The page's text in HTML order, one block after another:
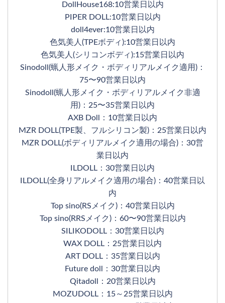
DollHouse168:10営業日以内
PIPER DOLL:10営業日以内
doll4ever:10営業日以内
色気美人(TPEボディ):10営業日以内
色気美人(シリコンボディ):15営業日以内
Sinodoll(蝋人形メイク・ボディリアルメイク適用)：
75〜90営業日以内
Sinodoll(蝋人形メイク・ボディリアルメイク非適
用)：25〜35営業日以内
AXB Doll：10営業日以内
MZR DOLL(TPE製、フルシリコン製)：25営業日以内
MZR DOLL(ボディリアルメイク適用の場合)：30営
業日以内
ILDOLL：30営業日以内
ILDOLL(全身リアルメイク適用の場合)：40営業日以
内
Top sino(RSメイク)：40営業日以内
Top sino(RRSメイク)：60〜90営業日以内
SILIKODOLL：30営業日以内
WAX DOLL：25営業日以内
ART DOLL：35営業日以内
Future doll：30営業日以内
Qitadoll：20営業日以内
MOZUDOLL：15～25営業日以内